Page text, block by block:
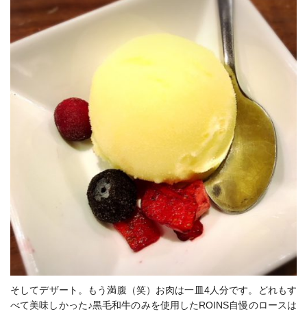
そしてデザート。もう満腹（笑）お肉は一皿4人分です。どれもす
べて美味しかった♪黒毛和牛のみを使用したROINS自慢のロースは